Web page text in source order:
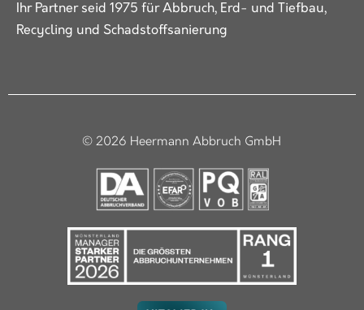
Ihr Partner seid 1975 für Abbruch, Erd- und Tiefbau,
Recycling und Schadstoffsanierung
© 2026 Heermann Abbruch GmbH